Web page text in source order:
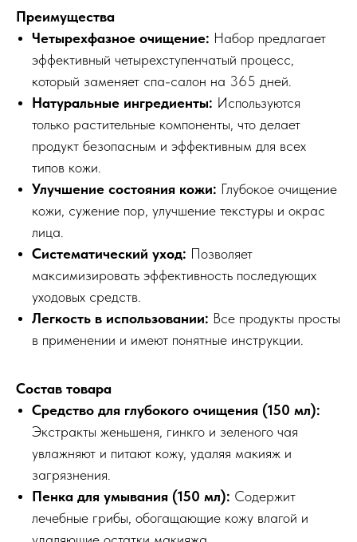
Преимущества
Четырехфазное очищение: Набор предлагает
эффективный четырехступенчатый процесс,
который заменяет спа-салон на 365 дней.
Натуральные ингредиенты: Используются
только растительные компоненты, что делает
продукт безопасным и эффективным для всех
типов кожи.
Улучшение состояния кожи: Глубокое очищение
кожи, сужение пор, улучшение текстуры и окрас
лица.
Систематический уход: Позволяет
максимизировать эффективность последующих
уходовых средств.
Легкость в использовании: Все продукты просты
в применении и имеют понятные инструкции.
Состав товара
Средство для глубокого очищения (150 мл):
Экстракты женьшеня, гинкго и зеленого чая
увлажняют и питают кожу, удаляя макияж и
загрязнения.
Пенка для умывания (150 мл): Содержит
лечебные грибы, обогащающие кожу влагой и